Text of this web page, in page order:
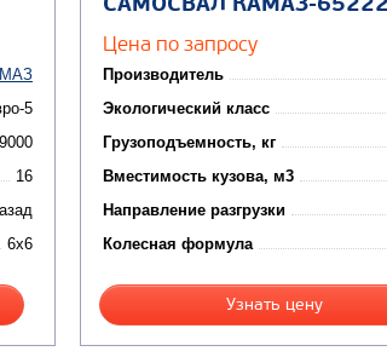
5
16
6x6
Цена по запросу
Производитель
Экологический класс
Грузоподъемность, кг
Вместимость кузова, м3
Направление разгрузки
Колесная формула
Узнать цену